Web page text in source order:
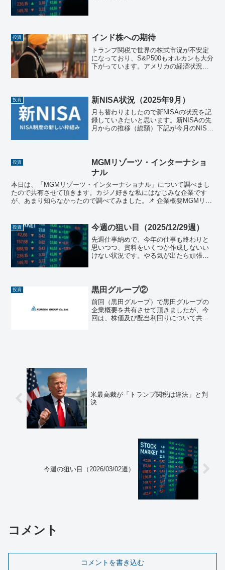
投資 インド株への期待
トランプ関税で世界の株式市況が不安定
になっており、S&P500もオルカンも大分
下がっています。アメリカの経済状況が
ルピーについてまと...
投資 新NISA状況（2025年9月）
月も替わりましたので新NISAの状況を記
録していきたいと思います。新NISAの先
月からの推移（総額）下記が今月のNISA
５...
投資
MGMリゾーツ・インターナショ
ナル
本日は、「MGMリゾーツ・インターナショナル」について調べまし
たので共有させて頂きます。カジノ好きな私にはなじみな企業です
が、あまり知らなかったので調べてみました。📌 企業概要MGMリゾ
投資 今週の狙い目（2025/12/29週）
先週仕事納めで、今年の仕事も終わりと
思いつつ、資料をいくつか作成しないい
けない状況です。やる気が出たら頑張り
ださい！日本...
投資 黒田グループ②
前回（黒田グループ）で黒田グループの
企業概要を共有させて頂きましたが、今
回は、株価及び配当利回りについて共有
米最高裁が「トランプ関税は違法」と判
決
今週の狙い目（2026/03/02週）
コメント
コメントを書き込む